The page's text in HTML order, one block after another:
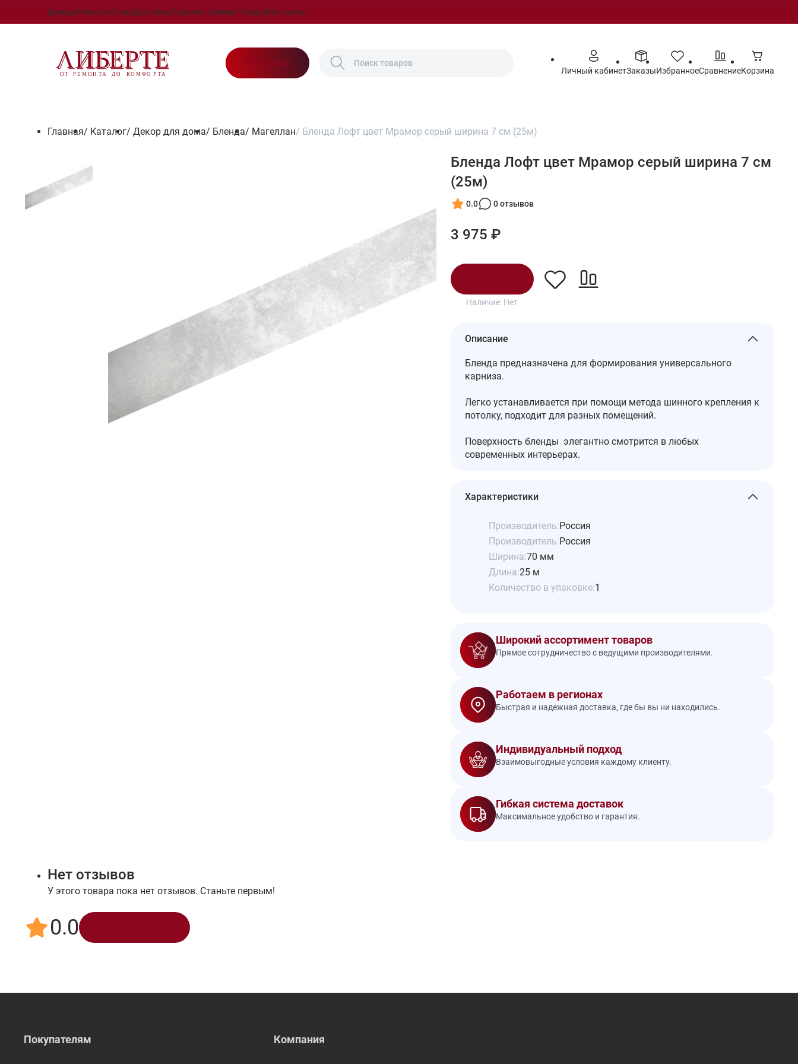
БрендыНовостиО насДоставкаПравила приема товараКонтакты
Каталог
Личный кабинетЗаказыИзбранноеСравнениеКорзина
Главная/ Каталог/ Декор для дома/ Бленда/ Магеллан/ Бленда Лофт цвет Мрамор серый ширина 7 см (25м)
Бленда Лофт цвет Мрамор серый ширина 7 см
(25м)
0.0 0 отзывов
3 975 ₽
Наличие: Нет
Описание
Бленда предназначена для формирования универсального
карниза.
Легко устанавливается при помощи метода шинного крепления к
потолку, подходит для разных помещений.
Поверхность бленды элегантно смотрится в любых
современных интерьерах.
Характеристики
Производитель:Россия
Производитель:Россия
Ширина:70 мм
Длина:25 м
Количество в упаковке:1
Широкий ассортимент товаров
Прямое сотрудничество с ведущими производителями.
Работаем в регионах
Быстрая и надежная доставка, где бы вы ни находились.
Индивидуальный подход
Взаимовыгодные условия каждому клиенту.
Гибкая система доставок
Максимальное удобство и гарантия.
Нет отзывов
У этого товара пока нет отзывов. Станьте первым!
0.0
Покупателям Компания